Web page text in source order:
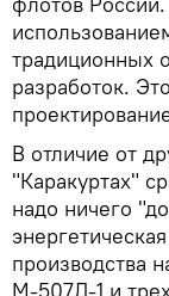
традиционных
разработок.
В отличие от
"Каракуртах"
надо ничего
производства
М-507Д-1 и